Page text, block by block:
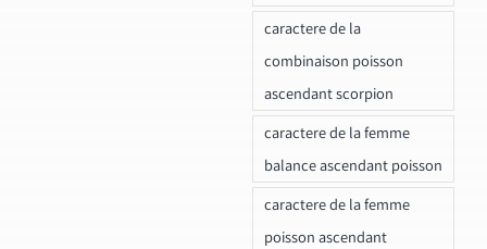
caractere de la
combinaison poisson
ascendant scorpion
caractere de la femme
balance ascendant poisson
caractere de la femme
poisson ascendant